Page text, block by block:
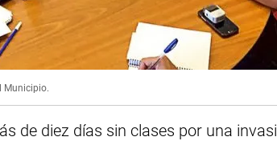
Municipio.
de diez días sin clases por una